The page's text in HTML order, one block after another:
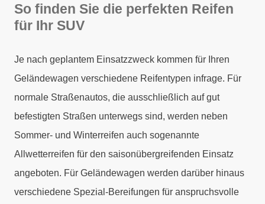
So finden Sie die perfekten Reifen
für Ihr SUV
Je nach geplantem Einsatzzweck kommen für Ihren
Geländewagen verschiedene Reifentypen infrage. Für
normale Straßenautos, die ausschließlich auf gut
befestigten Straßen unterwegs sind, werden neben
Sommer- und Winterreifen auch sogenannte
Allwetterreifen für den saisonübergreifenden Einsatz
angeboten. Für Geländewagen werden darüber hinaus
verschiedene Spezial-Bereifungen für anspruchsvolle